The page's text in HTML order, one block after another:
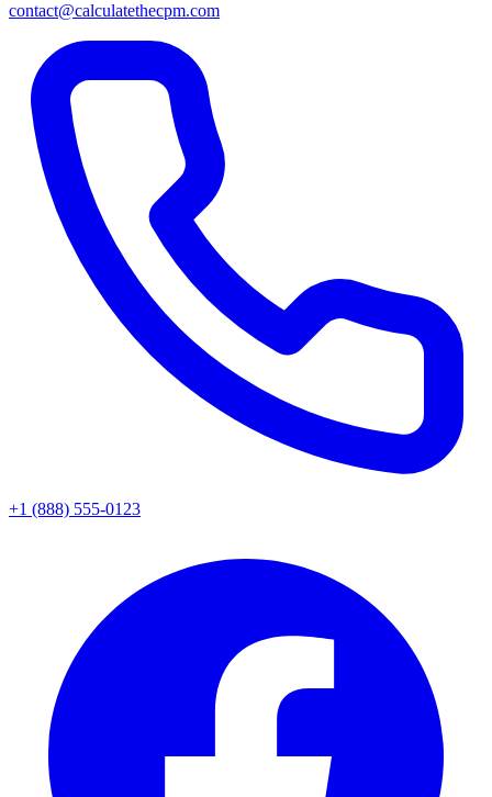
contact@calculatethecpm.com
+1 (888) 555-0123